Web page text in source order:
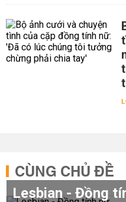
CÙNG CHỦ ĐỀ
Lesbian - Đồng